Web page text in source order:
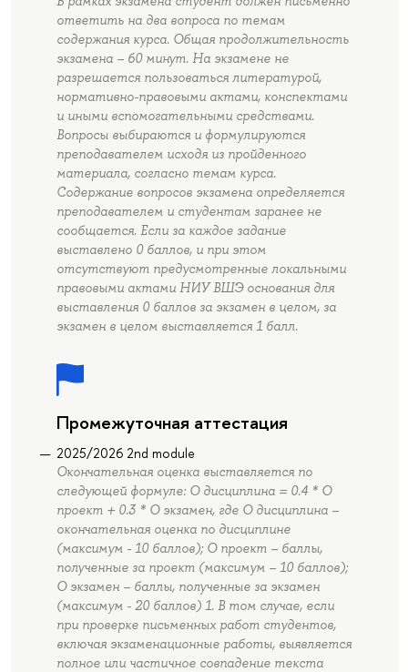
ответить на два вопроса по темам
содержания курса. Общая продолжительность
экзамена – 60 минут. На экзамене не
разрешается пользоваться литературой,
нормативно-правовыми актами, конспектами
и иными вспомогательными средствами.
Вопросы выбираются и формулируются
преподавателем исходя из пройденного
материала, согласно темам курса.
Содержание вопросов экзамена определяется
преподавателем и студентам заранее не
сообщается. Если за каждое задание
выставлено 0 баллов, и при этом
отсутствуют предусмотренные локальными
правовыми актами НИУ ВШЭ основания для
выставления 0 баллов за экзамен в целом, за
экзамен в целом выставляется 1 балл.
Промежуточная аттестация
2025/2026 2nd module
Окончательная оценка выставляется по
следующей формуле: О дисциплина = 0.4 * О
проект + 0.3 * О экзамен, где О дисциплина –
окончательная оценка по дисциплине
(максимум - 10 баллов); О проект – баллы,
полученные за проект (максимум – 10 баллов);
О экзамен – баллы, полученные за экзамен
(максимум - 20 баллов) 1. В том случае, если
при проверке письменных работ студентов,
включая экзаменационные работы, выявляется
полное или частичное совпадение текста